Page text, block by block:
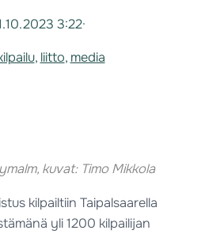
3:22·
, liitto, media
kuvat: Timo Mikkola
kilpailtiin Taipalsaarella
yli 1200 kilpailijan